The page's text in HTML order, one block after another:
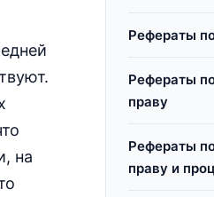
на
Рефераты
Рефераты
праву
Рефераты
праву и